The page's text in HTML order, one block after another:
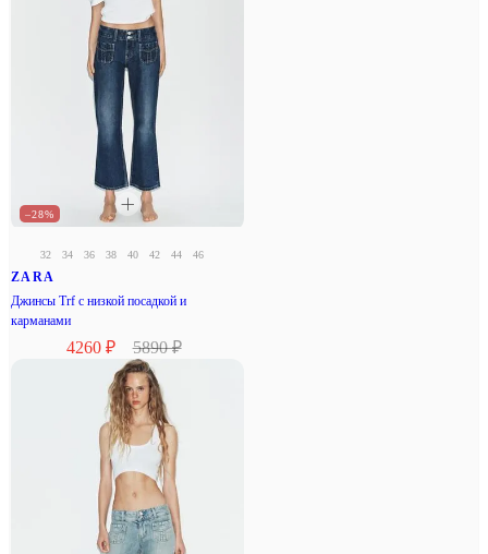
–28%
32 34 36 38 40 42 44 46
ZARA
Джинсы Trf с низкой посадкой и
карманами
4260 ₽ 5890 ₽